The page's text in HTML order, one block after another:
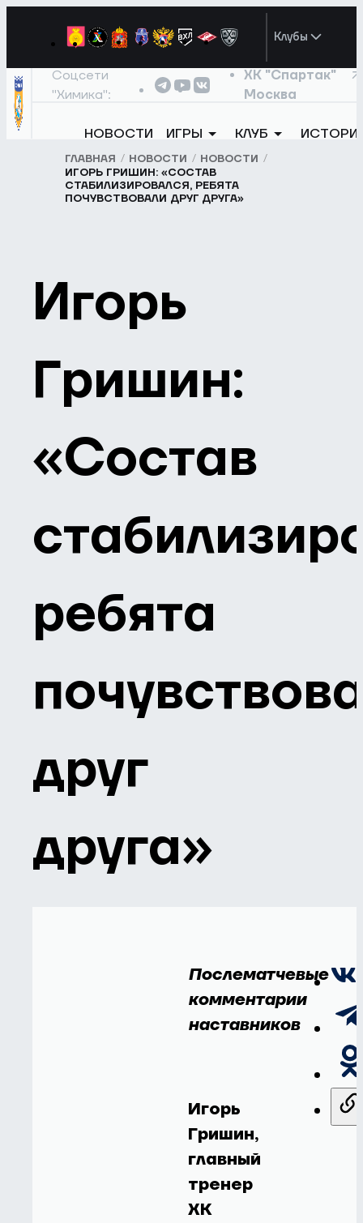
Клубы
Соцсети
"Химика":
ХК "Спартак"
Москва
НОВОСТИ ИГРЫ КЛУБ
ГЛАВНАЯ НОВОСТИ
НОВОСТИ
ИГОРЬ ГРИШИН: «СОСТАВ
СТАБИЛИЗИРОВАЛСЯ, РЕБЯТА
ПОЧУВСТВОВАЛИ ДРУГ ДРУГА»
Игорь
Гришин:
«Состав
ребята
друг
друга»
Послематчевые
комментарии
наставников
Игорь
Гришин,
главный
тренер
ХК